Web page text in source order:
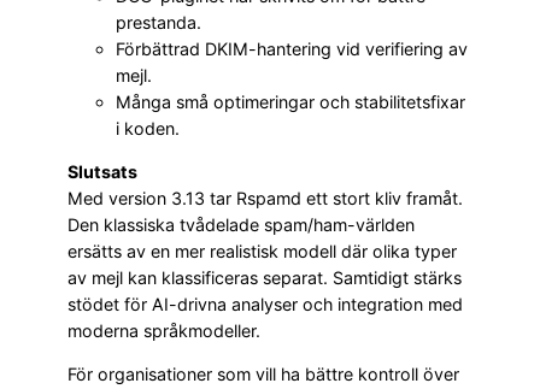
prestanda.
Förbättrad DKIM-hantering vid verifiering av
mejl.
Många små optimeringar och stabilitetsfixar
i koden.
Slutsats
Med version 3.13 tar Rspamd ett stort kliv framåt.
Den klassiska tvådelade spam/ham-världen
ersätts av en mer realistisk modell där olika typer
av mejl kan klassificeras separat. Samtidigt stärks
stödet för AI-drivna analyser och integration med
moderna språkmodeller.
För organisationer som vill ha bättre kontroll över